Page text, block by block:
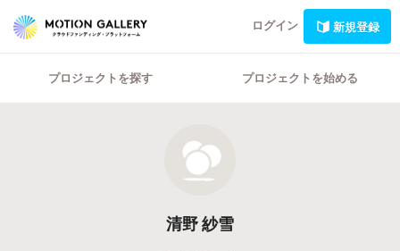
ログイン 新規登録
プロジェクトを探す プロジェクトを始める
清野 紗雪